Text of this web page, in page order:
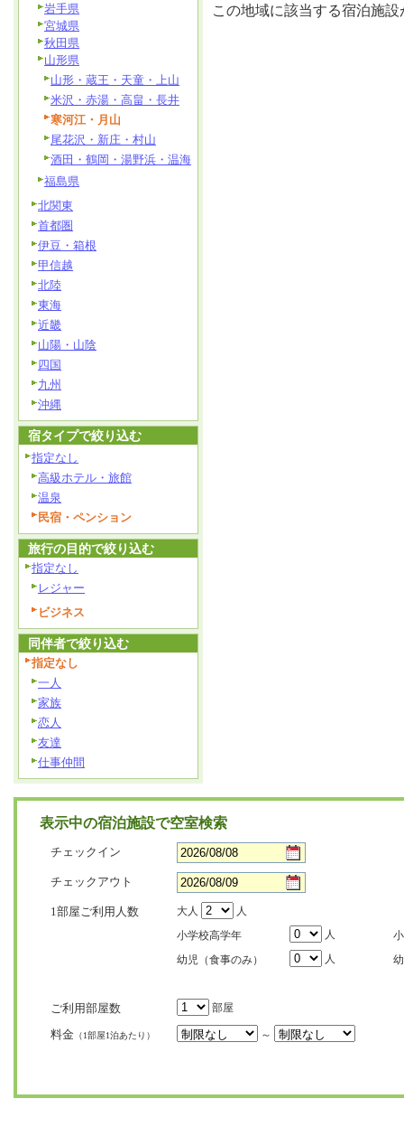
この地域に該当する宿泊施
岩手県
宮城県
秋田県
山形県
山形・蔵王・天童・上山
米沢・赤湯・高畠・長井
寒河江・月山
尾花沢・新庄・村山
酒田・鶴岡・湯野浜・温海
福島県
北関東
首都圏
伊豆・箱根
甲信越
北陸
東海
近畿
山陽・山陰
四国
九州
沖縄
宿タイプで絞り込む
指定なし
高級ホテル・旅館
温泉
民宿・ペンション
旅行の目的で絞り込む
指定なし
レジャー
ビジネス
同伴者で絞り込む
指定なし
一人
家族
恋人
友達
仕事仲間
表示中の宿泊施設で空室検索
チェックイン
チェックアウト
1部屋ご利用人数 大人
人
小学校高学年
人
幼児（食事のみ）
人
ご利用部屋数 部屋
料金 （1部屋1泊あたり） ～